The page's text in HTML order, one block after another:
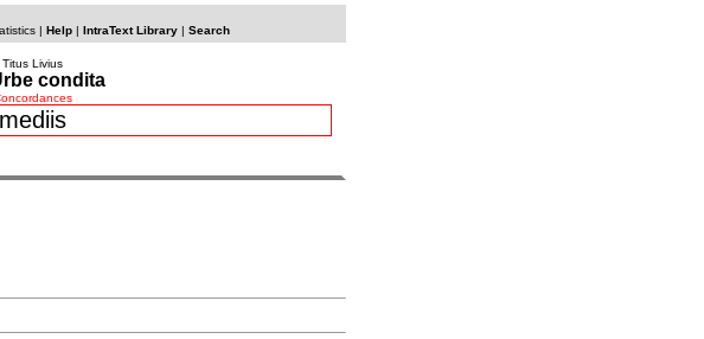
| Help| IntraText Library| Search
Titus Livius
condita
mediis